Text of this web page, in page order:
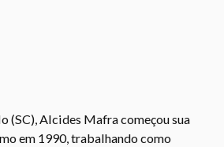
(SC), Alcides Mafra começou sua
em 1990, trabalhando como